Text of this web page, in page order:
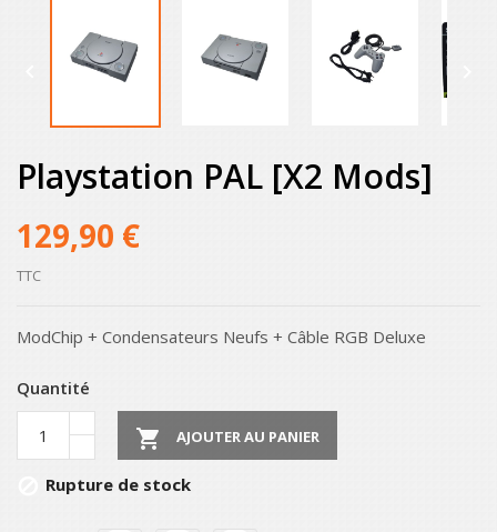
Playstation PAL [x2 Mods]
129,90 €
TTC
ModChip + Condensateurs Neufs + Câble RGB Deluxe
Quantité
 AJOUTER AU PANIER
Rupture de stock